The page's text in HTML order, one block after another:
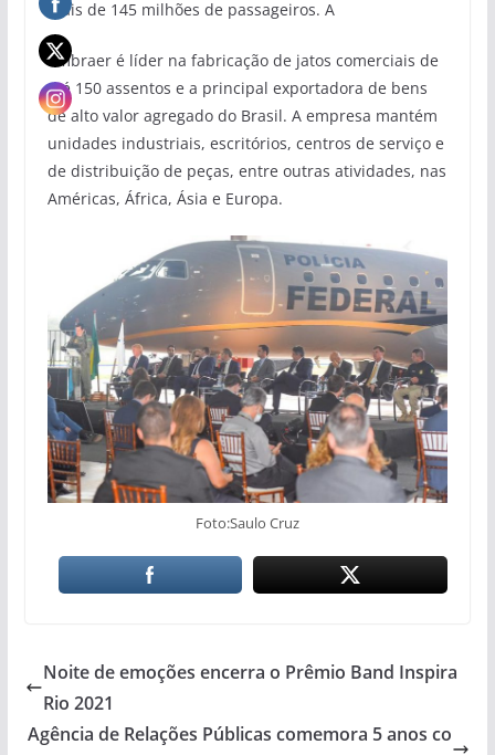
mais de 145 milhões de passageiros. A
Embraer é líder na fabricação de jatos comerciais de
até 150 assentos e a principal exportadora de bens
de alto valor agregado do Brasil. A empresa mantém
unidades industriais, escritórios, centros de serviço e
de distribuição de peças, entre outras atividades, nas
Américas, África, Ásia e Europa.
Foto:Saulo Cruz
Noite de emoções encerra o Prêmio Band Inspira
Rio 2021
Agência de Relações Públicas comemora 5 anos co